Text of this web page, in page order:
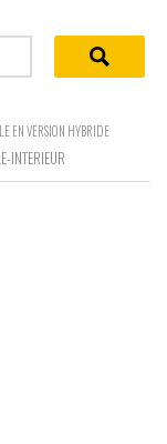
EN VERSION HYBRIDE
INTERIEUR